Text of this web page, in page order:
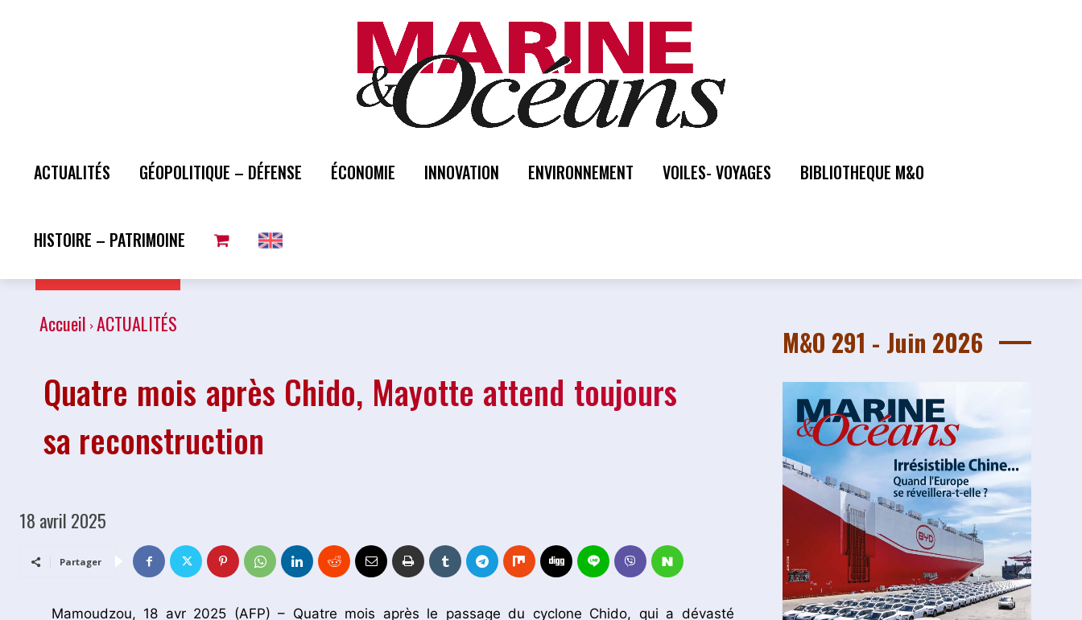
ACTUALITÉS GÉOPOLITIQUE – DÉFENSE ÉCONOMIE INNOVATION ENVIRONNEMENT VOILES- VOYAGES BIBLIOTHEQUE M&O
HISTOIRE – PATRIMOINE
Accueil ACTUALITÉS
Quatre mois après Chido, Mayotte attend toujours
sa reconstruction
18 avril 2025
Partager
Mamoudzou, 18 avr 2025 (AFP) – Quatre mois après le passage du cyclone Chido, qui a dévasté
M&O 291 - Juin 2026